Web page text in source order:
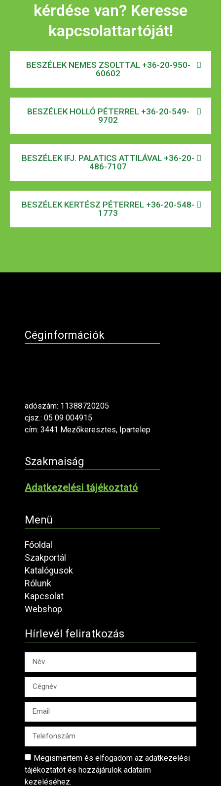
kérdése van? Keresse
kapcsolattartóját!
BESZÉLEK NEMES ZSOLTTAL +36-20-950-
60602
BESZÉLEK HOLLÓ PÉTERREL +36-20-549-
9702
BESZÉLEK IFJ. PALATICS ATTILÁVAL +36-20-
486-7107
BESZÉLEK KERTÉSZ PÉTERREL +36-20-548-
1773
Céginformációk
adószám: 11388720205
cjsz.: 05 09 004915
cím: 3441 Mezőkeresztes, Ipartelep
Szakmaiság
Adatkezelési tájékoztató
Menü
Főoldal
Szakportál
Katalógusok
Rólunk
Kapcsolat
Webshop
Hírlevél feliratkozás
Megismertem és elfogadom az adatkezelési
tájékoztatót és hozzájárulok adataim
kezeléséhez.